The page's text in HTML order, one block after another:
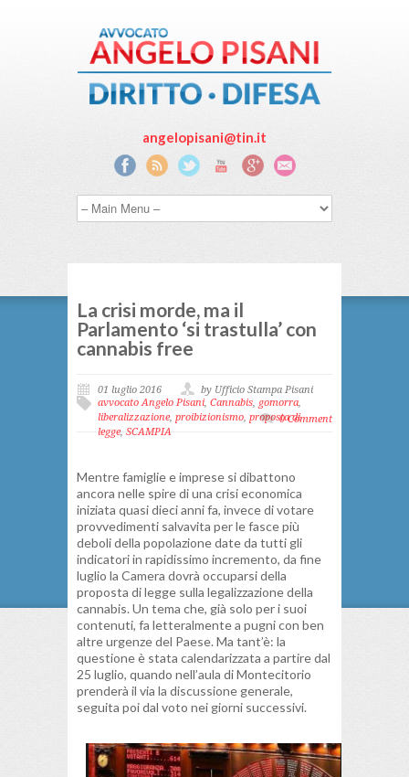
angelopisani@tin.it
La crisi morde, ma il
Parlamento ‘si trastulla’ con
cannabis free
01 luglio 2016
by Ufficio Stampa Pisani
avvocato Angelo Pisani, Cannabis, gomorra,
liberalizzazione, proibizionismo, proposta di
legge, SCAMPIA
0 Comment
Mentre famiglie e imprese si dibattono
ancora nelle spire di una crisi economica
iniziata quasi dieci anni fa, invece di votare
provvedimenti salvavita per le fasce più
deboli della popolazione date da tutti gli
indicatori in rapidissimo incremento, da fine
luglio la Camera dovrà occuparsi della
proposta di legge sulla legalizzazione della
cannabis. Un tema che, già solo per i suoi
contenuti, fa letteralmente a pugni con ben
altre urgenze del Paese. Ma tant’è: la
questione è stata calendarizzata a partire dal
25 luglio, quando nell’aula di Montecitorio
prenderà il via la discussione generale,
seguita poi dal voto nei giorni successivi.